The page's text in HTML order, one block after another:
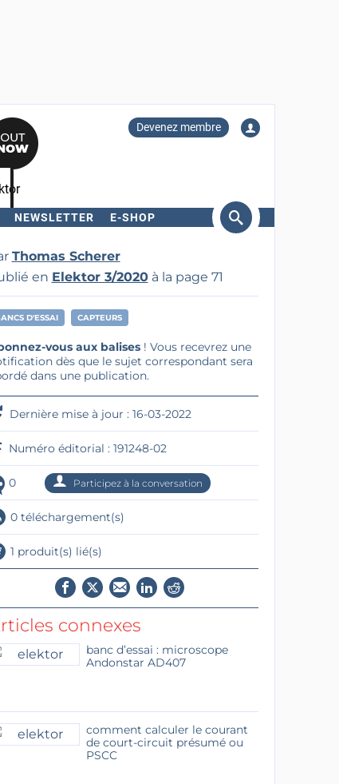
Devenez membre
NEWSLETTER E-SHOP
Thomas Scherer
en Elektor 3/2020à la page 71
D'ESSAI CAPTEURS
vous aux balises! Vous recevrez une
dès que le sujet correspondant sera
dans une publication.
Dernière mise à jour : 16-03-2022
Numéro éditorial : 191248-02
0 Participez à la conversation
0 téléchargement(s)
1 produit(s) lié(s)
connexes
banc d’essai : microscope
Andonstar AD407
comment calculer le courant
de court-circuit présumé ou
PSCC